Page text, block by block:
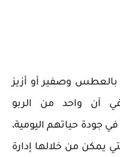
بالعطس وصفير أو أزيز
آن واحد من الربو
جودة حياتهم اليومية،
يمكن من خلالها إدارة